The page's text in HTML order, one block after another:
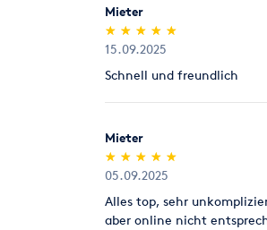
Mieter
(*)
★
★
(*) ★
★
(*) ★
★
(*) ★
★
(*) ★
★
15.09.2025
Schnell und freundlich
Mieter
(*)
★
★
(*) ★
★
(*) ★
★
(*) ★
★
(*) ★
★
05.09.2025
Alles top, sehr
aber online nicht